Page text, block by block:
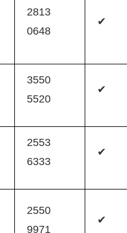
2813
0648
✔
3550
5520
✔
2553
6333
✔
2550
9971
✔